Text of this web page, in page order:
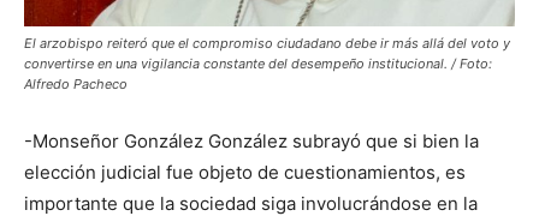
El arzobispo reiteró que el compromiso ciudadano debe ir más allá del voto y
convertirse en una vigilancia constante del desempeño institucional. / Foto:
Alfredo Pacheco
-Monseñor González González subrayó que si bien la
elección judicial fue objeto de cuestionamientos, es
importante que la sociedad siga involucrándose en la